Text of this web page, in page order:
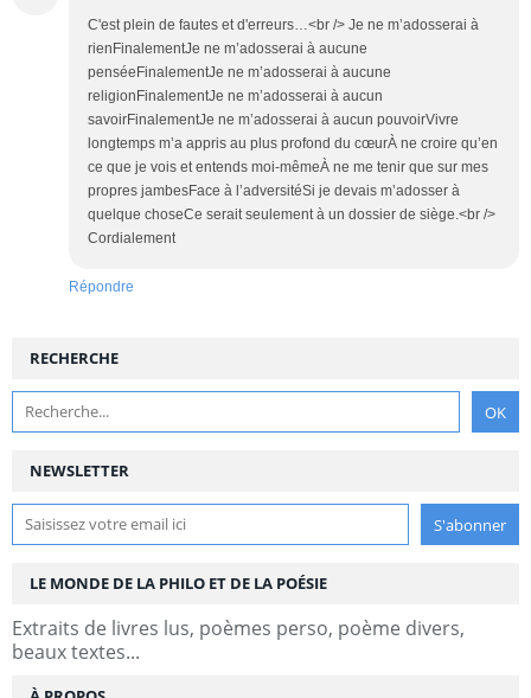
C'est plein de fautes et d'erreurs…<br /> Je ne m’adosserai à
rienFinalementJe ne m’adosserai à aucune
penséeFinalementJe ne m’adosserai à aucune
religionFinalementJe ne m’adosserai à aucun
savoirFinalementJe ne m’adosserai à aucun pouvoirVivre
longtemps m’a appris au plus profond du cœurÀ ne croire qu’en
ce que je vois et entends moi-mêmeÀ ne me tenir que sur mes
propres jambesFace à l’adversitéSi je devais m’adosser à
quelque choseCe serait seulement à un dossier de siège.<br />
Cordialement
Répondre
NEWSLETTER
RECHERCHE
LE MONDE DE LA PHILO ET DE LA POÉSIE
Extraits de livres lus, poèmes perso, poème divers,
beaux textes...